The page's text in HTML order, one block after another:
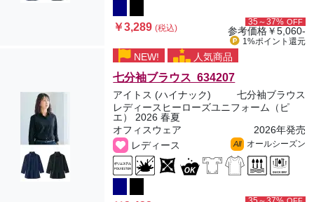
￥3,289(税込)
35～37% OFF
参考価格￥5,060-
1%ポイント 還元
NEW! 人気商品
七分袖ブラウス 634207
アイトス (ハイナック)
七分袖ブラウス
レディースヒーローズユニフォーム（ピ
エ） 2026 春夏
オフィスウェア
2026年発売
レディース
All オールシーズン